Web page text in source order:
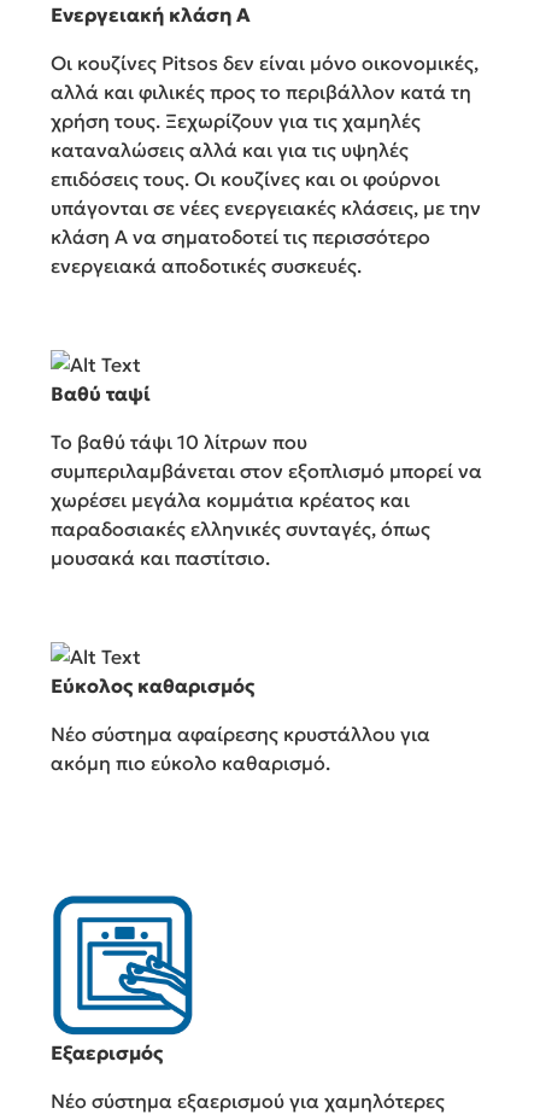
Ενεργειακή κλάση Α
Οι κουζίνες Pitsos δεν είναι μόνο οικονομικές,
αλλά και φιλικές προς το περιβάλλον κατά τη
χρήση τους. Ξεχωρίζουν για τις χαμηλές
καταναλώσεις αλλά και για τις υψηλές
επιδόσεις τους. Οι κουζίνες και οι φούρνοι
υπάγονται σε νέες ενεργειακές κλάσεις, με την
κλάση Α να σηματοδοτεί τις περισσότερο
ενεργειακά αποδοτικές συσκευές.
Βαθύ ταψί
Το βαθύ τάψι 10 λίτρων που
συμπεριλαμβάνεται στον εξοπλισμό μπορεί να
χωρέσει μεγάλα κομμάτια κρέατος και
παραδοσιακές ελληνικές συνταγές, όπως
μουσακά και παστίτσιο.
Εύκολος καθαρισμός
Νέο σύστημα αφαίρεσης κρυστάλλου για
ακόμη πιο εύκολο καθαρισμό.
Εξαερισμός
Νέο σύστημα εξαερισμού για χαμηλότερες